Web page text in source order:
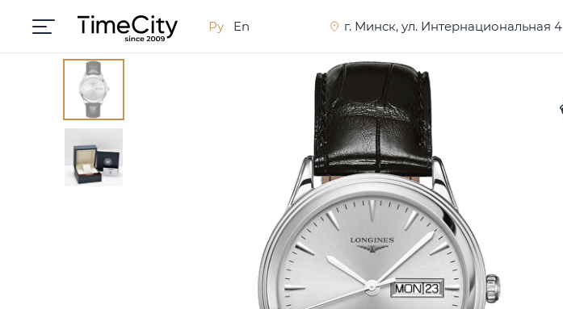
Ру En г. Минск, ул. Интернациональная 4